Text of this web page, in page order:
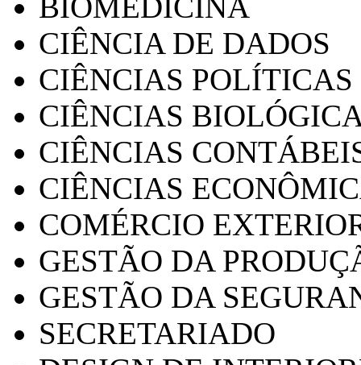
CIÊNCIA DE DADOS
CIÊNCIAS POLÍTICAS
CIÊNCIAS
CIÊNCIAS
CIÊNCIAS
COMÉRCIO
GESTÃO DA
GESTÃO DA
SECRETARIADO